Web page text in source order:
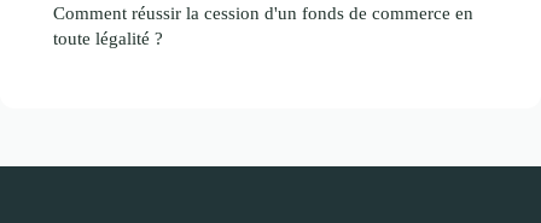
Comment réussir la cession d'un fonds de commerce en
toute légalité ?